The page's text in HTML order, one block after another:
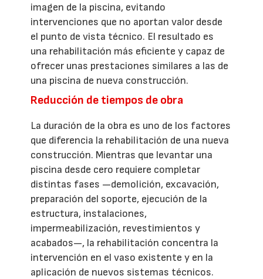
imagen de la piscina, evitando
intervenciones que no aportan valor desde
el punto de vista técnico. El resultado es
una rehabilitación más eficiente y capaz de
ofrecer unas prestaciones similares a las de
una piscina de nueva construcción.
Reducción de tiempos de obra
La duración de la obra es uno de los factores
que diferencia la rehabilitación de una nueva
construcción. Mientras que levantar una
piscina desde cero requiere completar
distintas fases —demolición, excavación,
preparación del soporte, ejecución de la
estructura, instalaciones,
impermeabilización, revestimientos y
acabados—, la rehabilitación concentra la
intervención en el vaso existente y en la
aplicación de nuevos sistemas técnicos.